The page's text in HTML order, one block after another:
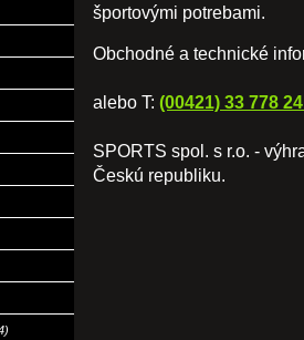
športovými potrebami.
Obchodné a technické
alebo T: (00421) 33 778
SPORTS spol. s r.o. -
Českú republiku.